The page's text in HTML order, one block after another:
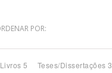
POR:
Livros 5 Teses/Dissertações 3